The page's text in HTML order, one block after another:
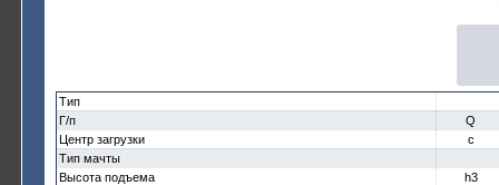
Тип
Г/п
Q
Центр загрузки
c
Тип мачты
Высота подъема
h3